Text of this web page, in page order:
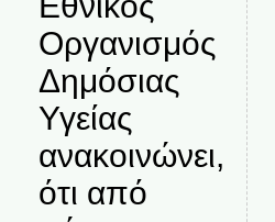
Οργανισμός
Δημόσιας
Υγείας
ανακοινώνει,
ότι από